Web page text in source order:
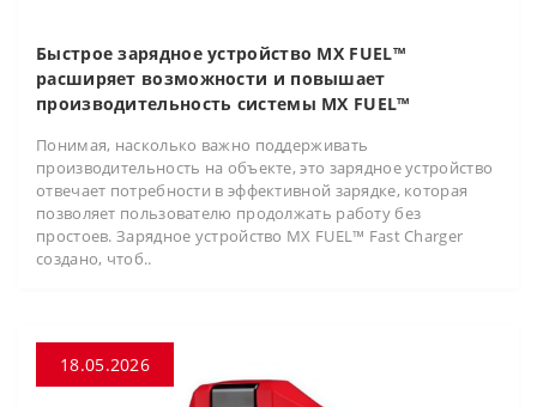
Быстрое зарядное устройство MX FUEL™
расширяет возможности и повышает
производительность системы MX FUEL™
Понимая, насколько важно поддерживать
производительность на объекте, это зарядное устройство
отвечает потребности в эффективной зарядке, которая
позволяет пользователю продолжать работу без
простоев. Зарядное устройство MX FUEL™ Fast Charger
создано, чтоб..
18.05.2026